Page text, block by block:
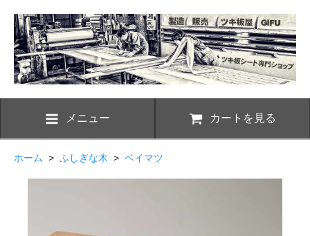
メニュー カートを見る
ホーム > ふしぎな木 > ベイマツ